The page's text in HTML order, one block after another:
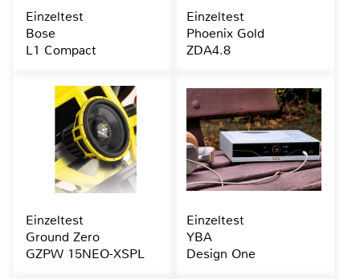
Einzeltest
Bose
L1 Compact
Einzeltest
Phoenix Gold
ZDA4.8
Einzeltest
Ground Zero
GZPW 15NEO-XSPL
Einzeltest
YBA
Design One